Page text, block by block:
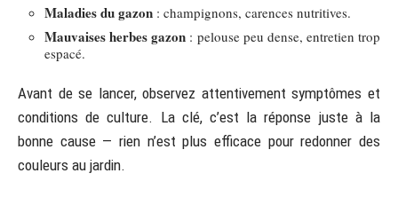
Maladies du gazon : champignons, carences nutritives.
Mauvaises herbes gazon : pelouse peu dense, entretien trop
espacé.
Avant de se lancer, observez attentivement symptômes et
conditions de culture. La clé, c’est la réponse juste à la
bonne cause — rien n’est plus efficace pour redonner des
couleurs au jardin.